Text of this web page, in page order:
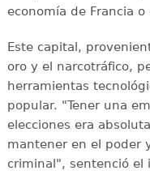
economía de Francia
Este capital,
oro y el narcotráfico,
herramientas
popular. "Tener una
elecciones era
mantener en el poder
criminal", sentenció el